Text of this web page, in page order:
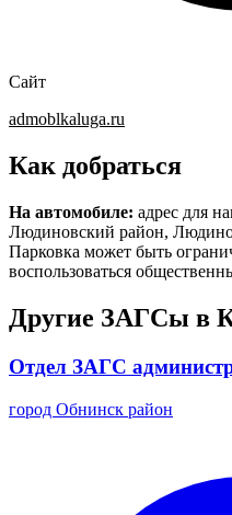
Сайт
admoblkaluga.ru
Как добраться
На автомобиле: адрес для
Людиновский район,
Парковка может быть
воспользоваться
Другие ЗАГСы в
Отдел ЗАГС
город Обнинск район